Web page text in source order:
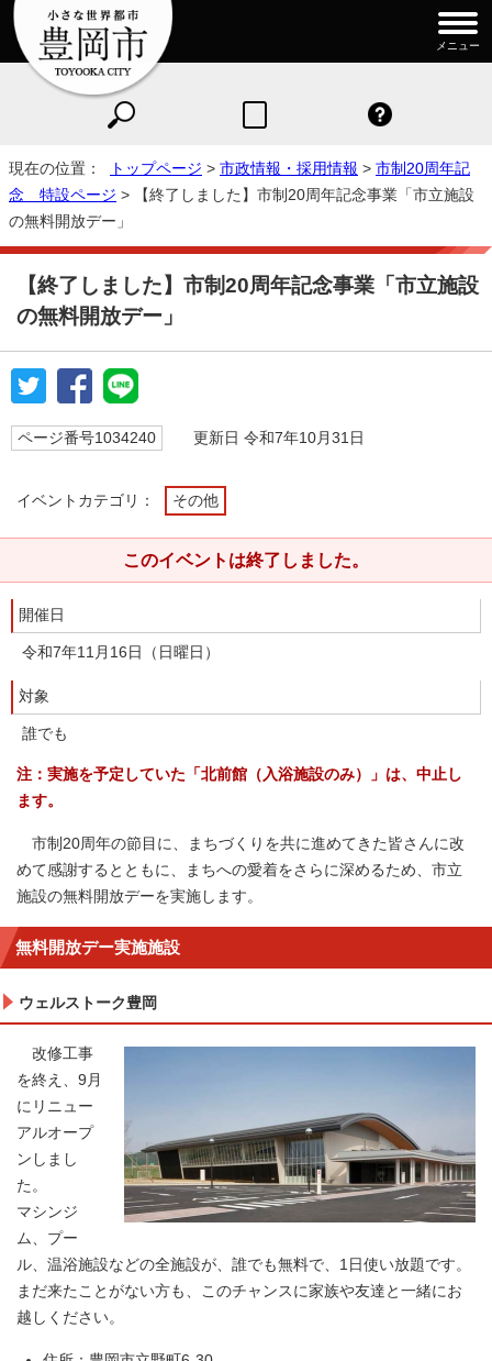
メニュー
現在の位置： トップページ > 市政情報・採用情報 > 市制20周年記
念 特設ページ > 【終了しました】市制20周年記念事業「市立施設
の無料開放デー」
【終了しました】市制20周年記念事業「市立施設
の無料開放デー」
ページ番号1034240 更新日 令和7年10月31日
イベントカテゴリ： その他
このイベントは終了しました。
開催日
令和7年11月16日（日曜日）
対象
誰でも
注：実施を予定していた「北前館（入浴施設のみ）」は、中止し
ます。
市制20周年の節目に、まちづくりを共に進めてきた皆さんに改
めて感謝するとともに、まちへの愛着をさらに深めるため、市立
施設の無料開放デーを実施します。
無料開放デー実施施設
ウェルストーク豊岡
改修工事
を終え、9月
にリニュー
アルオープ
ンしまし
た。
マシンジ
ム、プー
ル、温浴施設などの全施設が、誰でも無料で、1日使い放題です。
まだ来たことがない方も、このチャンスに家族や友達と一緒にお
越しください。